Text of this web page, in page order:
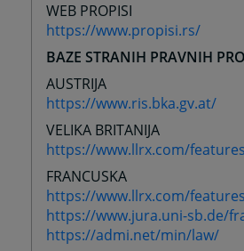
WEB PROPISI
https://www.propisi.rs/
BAZE STRANIH PRAVNIH
AUSTRIJA
https://www.ris.bka.gv.at/
VELIKA BRITANIJA
https://www.llrx.com/
FRANCUSKA
https://www.llrx.com/
https://www.jura.uni-sb.de/
https://admi.net/min/law/